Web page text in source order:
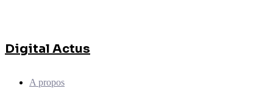
Digital Actus
A propos